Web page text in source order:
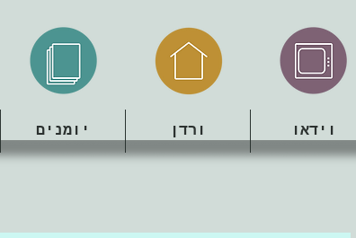
וידאו ורדן יומנים